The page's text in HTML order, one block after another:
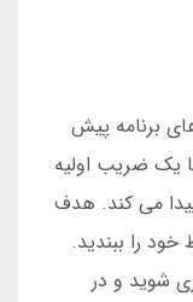
برنامه پیش
یک ضریب اولیه
می کند. هدف
را ببندید.
وارد بازی شوید و در